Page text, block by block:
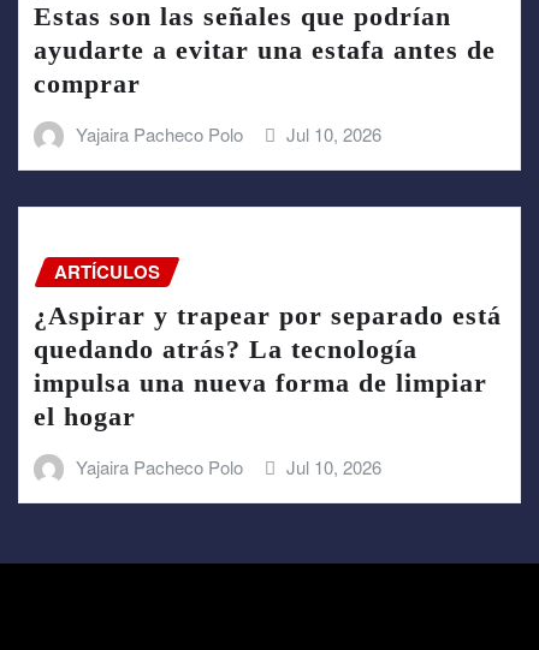
Estas son las señales que podrían
ayudarte a evitar una estafa antes de
comprar
Yajaira Pacheco Polo Jul 10, 2026
ARTÍCULOS
¿Aspirar y trapear por separado está
quedando atrás? La tecnología
impulsa una nueva forma de limpiar
el hogar
Yajaira Pacheco Polo Jul 10, 2026